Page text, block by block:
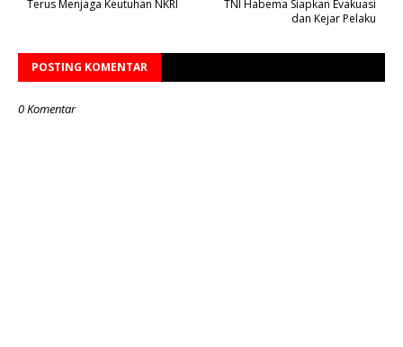
TNI Habema Siapkan Evakuasi
dan Kejar Pelaku
Terus Menjaga Keutuhan NKRI
POSTING KOMENTAR
0 Komentar